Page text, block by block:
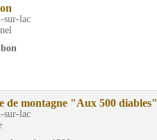
sur-lac
de montagne "Aux 500 diables"
sur-lac